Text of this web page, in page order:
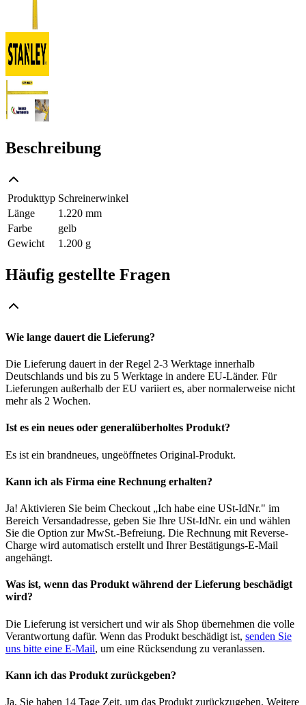
Beschreibung
Produkttyp Schreinerwinkel
Länge
1.220 mm
Farbe
gelb
Gewicht
1.200 g
Häufig gestellte Fragen
Wie lange dauert die Lieferung?
Die Lieferung dauert in der Regel 2-3 Werktage innerhalb
Deutschlands und bis zu 5 Werktage in andere EU-Länder. Für
Lieferungen außerhalb der EU variiert es, aber normalerweise nicht
mehr als 2 Wochen.
Ist es ein neues oder generalüberholtes Produkt?
Es ist ein brandneues, ungeöffnetes Original-Produkt.
Kann ich als Firma eine Rechnung erhalten?
Ja! Aktivieren Sie beim Checkout „Ich habe eine USt-IdNr." im
Bereich Versandadresse, geben Sie Ihre USt-IdNr. ein und wählen
Sie die Option zur MwSt.-Befreiung. Die Rechnung mit Reverse-
Charge wird automatisch erstellt und Ihrer Bestätigungs-E-Mail
angehängt.
Was ist, wenn das Produkt während der Lieferung beschädigt
wird?
Die Lieferung ist versichert und wir als Shop übernehmen die volle
Verantwortung dafür. Wenn das Produkt beschädigt ist, senden Sie
uns bitte eine E-Mail, um eine Rücksendung zu veranlassen.
Kann ich das Produkt zurückgeben?
Ja, Sie haben 14 Tage Zeit, um das Produkt zurückzugeben. Weitere